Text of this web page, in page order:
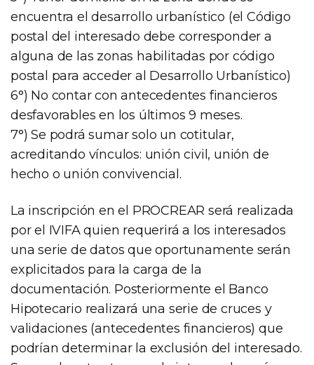
encuentra el desarrollo urbanístico (el Código
postal del interesado debe corresponder a
alguna de las zonas habilitadas por código
postal para acceder al Desarrollo Urbanístico)
6°) No contar con antecedentes financieros
desfavorables en los últimos 9 meses.
7°) Se podrá sumar solo un cotitular,
acreditando vínculos: unión civil, unión de
hecho o unión convivencial.
La inscripción en el PROCREAR será realizada
por el IVIFA quien requerirá a los interesados
una serie de datos que oportunamente serán
explicitados para la carga de la
documentación. Posteriormente el Banco
Hipotecario realizará una serie de cruces y
validaciones (antecedentes financieros) que
podrían determinar la exclusión del interesado.